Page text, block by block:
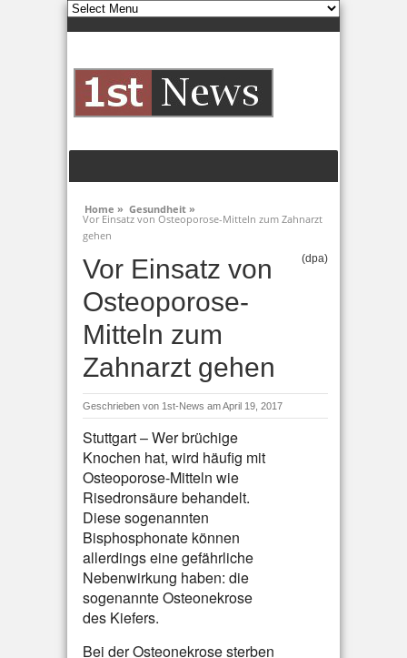
Home » Gesundheit »
Vor Einsatz von Osteoporose-Mitteln zum Zahnarzt
gehen
Vor Einsatz von
Osteoporose-
Mitteln zum
Zahnarzt gehen
(dpa)
Geschrieben von 1st-News am April 19, 2017
Stuttgart – Wer brüchige
Knochen hat, wird häufig mit
Osteoporose-Mitteln wie
Risedronsäure behandelt.
Diese sogenannten
Bisphosphonate können
allerdings eine gefährliche
Nebenwirkung haben: die
sogenannte Osteonekrose
des Kiefers.
Bei der Osteonekrose sterben